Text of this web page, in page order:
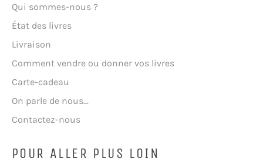
Qui sommes-nous ?
État des livres
Livraison
Comment vendre ou donner vos livres
Carte-cadeau
On parle de nous...
Contactez-nous
POUR ALLER PLUS LOIN